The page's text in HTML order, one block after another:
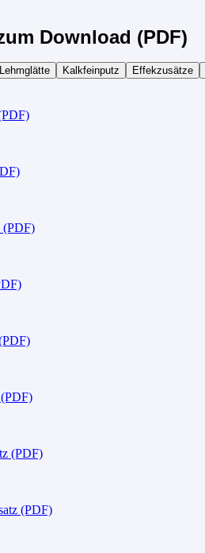
Download (PDF)
Lehmglätte Kalkfeinputz Effekzusätze
(PDF)
(PDF)
(PDF)